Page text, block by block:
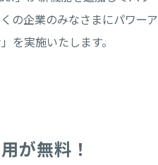
の企業のみなさまにパワ
を実施いたします。
が無料！